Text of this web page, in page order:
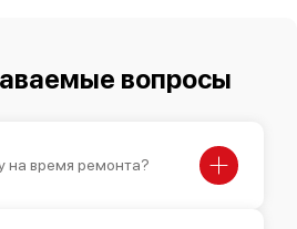
вопросы
на время ремонта?